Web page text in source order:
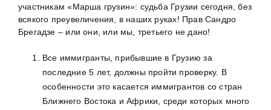
участникам «Марша грузин»: судьба Грузии сегодня, без
всякого преувеличения, в наших руках! Прав Сандро
Брегадзе – или они, или мы, третьего не дано!
Все иммигранты, прибывшие в Грузию за
последние 5 лет, должны пройти проверку. В
особенности это касается иммигрантов со стран
Ближнего Востока и Африки, среди которых много